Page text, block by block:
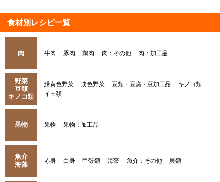
食材別レシピ一覧
肉 牛肉 豚肉 鶏肉 肉：その他 肉：加工品
野菜
豆類
キノコ類
緑黄色野菜 淡色野菜 豆類・豆腐・豆加工品
キノコ類
イモ類
果物 果物 果物：加工品
魚介
海藻
赤身 白身 甲殻類 海藻 魚介：その他 貝類